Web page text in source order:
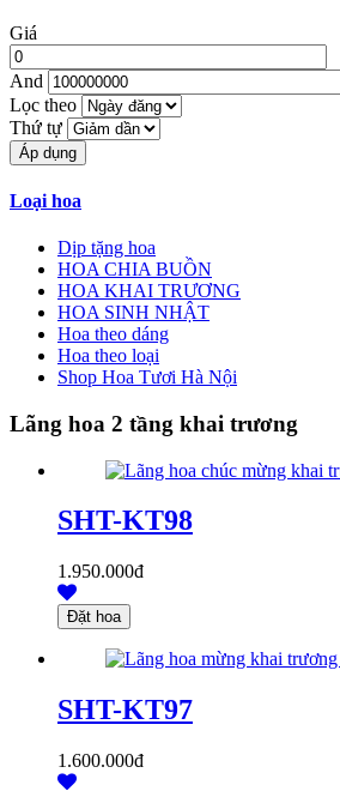
Giá
And
Lọc theo
Thứ tự
Loại hoa
Dịp tặng hoa
HOA CHIA BUỒN
HOA KHAI TRƯƠNG
HOA SINH NHẬT
Hoa theo dáng
Hoa theo loại
Shop Hoa Tươi Hà Nội
Lãng hoa 2 tầng khai trương
SHT-KT98
1.950.000đ
SHT-KT97
1.600.000đ